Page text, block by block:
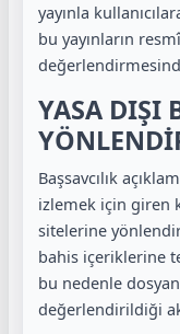
yayınla
bu yayınların
YASA DIŞI
Başsavcılık
izlemek için giren
sitelerine
bahis içeriklerine
bu nedenle
değerlendirildiği